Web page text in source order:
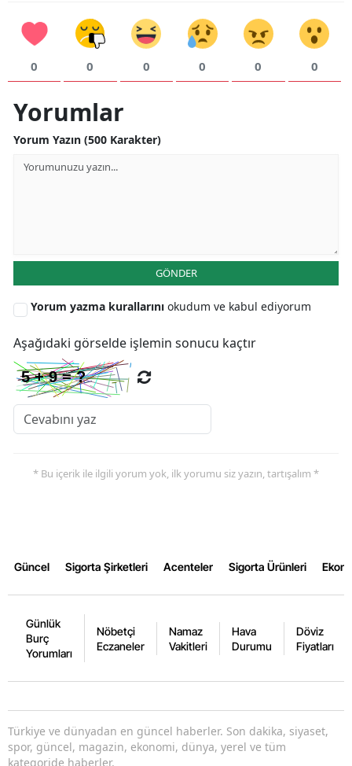
0 0 0 0 0 0
Yorumlar
Yorum Yazın (500 Karakter)
GÖNDER
Yorum yazma kurallarını okudum ve kabul ediyorum
Aşağıdaki görselde işlemin sonucu kaçtır
* Bu içerik ile ilgili yorum yok, ilk yorumu siz yazın, tartışalım *
Güncel Sigorta Şirketleri Acenteler Sigorta Ürünleri
Günlük
Burç
Yorumları
Nöbetçi
Eczaneler
Namaz
Vakitleri
Hava
Durumu
Döviz
Fiyatları
Türkiye ve dünyadan en güncel haberler. Son dakika, siyaset,
spor, güncel, magazin, ekonomi, dünya, yerel ve tüm
kategoride haberler.